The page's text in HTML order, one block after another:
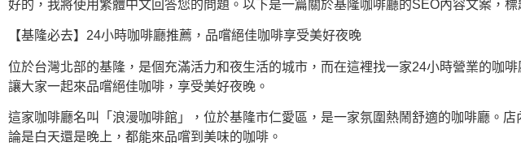
好的，我將使用繁體中文回答您的問題。以下是一篇關於基隆咖啡廳的SEO內容文案，
【基隆必去】24小時咖啡廳推薦，品嚐絕佳咖啡享受美好夜晚
位於台灣北部的基隆，是個充滿活力和夜生活的城市，而在這裡找一家24小時營業的咖
讓大家一起來品嚐絕佳咖啡，享受美好夜晚。
這家咖啡廳名叫「浪漫咖啡館」，位於基隆市仁愛區，是一家氛圍熱鬧舒適的咖啡廳。
論是白天還是晚上，都能來品嚐到美味的咖啡。